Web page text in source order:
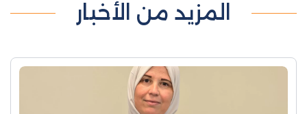
المزيد من الأخبار